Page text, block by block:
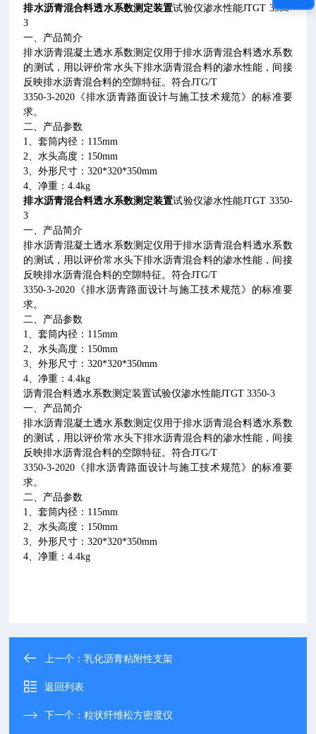
排水沥青混合料透水系数测定装置试验仪渗水性能JTGT 3350-
3
一、产品简介
排水沥青混凝土透水系数测定仪用于排水沥青混合料透水系数
的测试，用以评价常水头下排水沥青混合料的渗水性能，间接
反映排水沥青混合料的空隙特征。符合JTG/T
3350-3-2020 《排水沥青路面设计与施工技术规范》的标准要
求。
二、产品参数
1、套筒内径： 115mm
2、水头高度： 150mm
3、外形尺寸：320*320*350mm
4、净重：4.4kg
排水沥青混合料透水系数测定装置试验仪渗水性能JTGT 3350-
3
一、产品简介
排水沥青混凝土透水系数测定仪用于排水沥青混合料透水系数
的测试，用以评价常水头下排水沥青混合料的渗水性能，间接
反映排水沥青混合料的空隙特征。符合JTG/T
3350-3-2020 《排水沥青路面设计与施工技术规范》的标准要
求。
二、产品参数
1、套筒内径： 115mm
2、水头高度： 150mm
3、外形尺寸：320*320*350mm
4、净重：4.4kg
沥青混合料透水系数测定装置试验仪渗水性能JTGT 3350-3
一、产品简介
排水沥青混凝土透水系数测定仪用于排水沥青混合料透水系数
的测试，用以评价常水头下排水沥青混合料的渗水性能，间接
反映排水沥青混合料的空隙特征。符合JTG/T
3350-3-2020 《排水沥青路面设计与施工技术规范》的标准要
求。
二、产品参数
1、套筒内径： 115mm
2、水头高度： 150mm
3、外形尺寸：320*320*350mm
4、净重：4.4kg
上一个：乳化沥青粘附性支架
返回列表
下一个：粒状纤维松方密度仪